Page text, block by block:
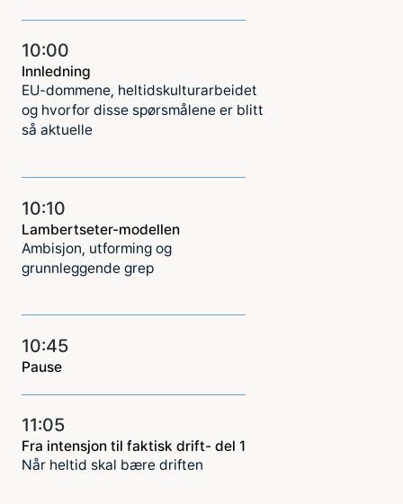
10:00
Innledning
EU‑dommene, heltidskulturarbeidet
og hvorfor disse spørsmålene er blitt
så aktuelle
10:10
Lambertseter-modellen
Ambisjon, utforming og
grunnleggende grep
10:45
Pause
11:05
Fra intensjon til faktisk drift- del 1
Når heltid skal bære driften